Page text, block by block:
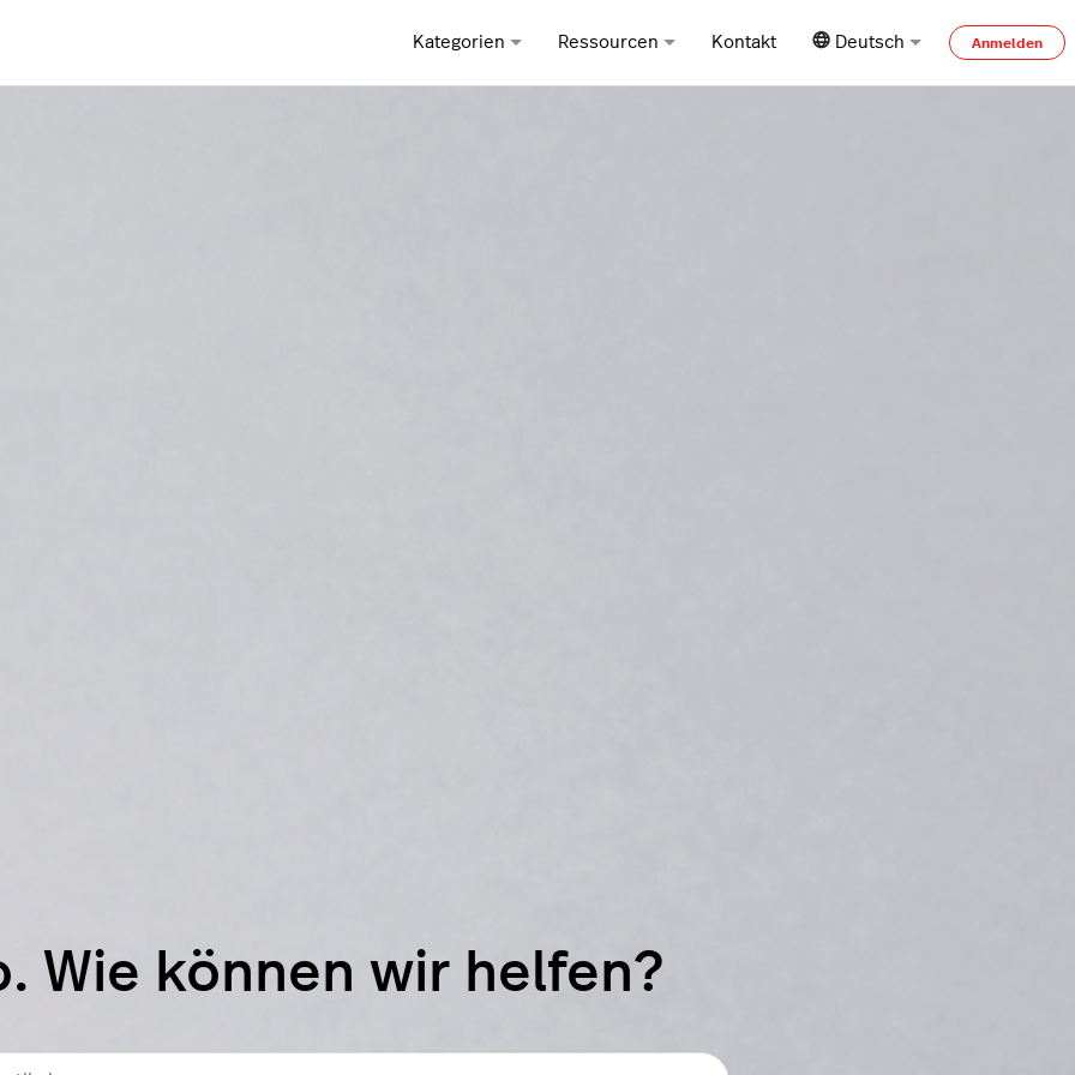
Kategorien Ressourcen Kontakt Deutsch Anmelden
Wie können wir helfen?